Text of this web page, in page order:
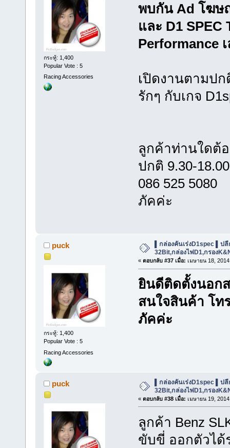
กระทู้: 1,400
Popular Vote : 5
Racing Accessories
พบกัน Ad โฆษ
และ D1
Performance
เปิดงานตามป
รักๆ กับเกจ
ลูกค้าท่านใดต้
ปกติ 9.30-
086 525 5080
ภัคค่ะ
puck
กระทู้: 1,400
Popular Vote : 5
Racing Accessories
▌กล่องคันเร่งD1spec ▌ปลี
32Bit,กล่องไฟD1,กรอง
« ตอบกลับ #37 เมื่อ: เมษายน 18,
ยินดีติดตั้งนอก
สนใจสินค้า โท
ภัคค่ะ
puck
▌กล่องคันเร่งD1spec ▌ปลี
32Bit,กล่องไฟD1,กรอง
« ตอบกลับ #38 เมื่อ: เมษายน 19,
ลูกค้า Benz
ขับขี่ ออกตัวได้